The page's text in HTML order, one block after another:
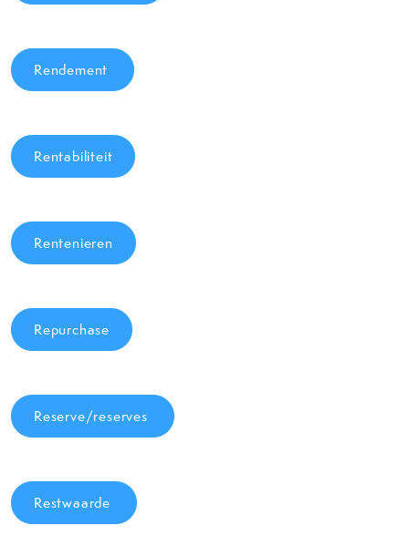
Rendement
Rentabiliteit
Rentenieren
Repurchase
Reserve/reserves
Restwaarde